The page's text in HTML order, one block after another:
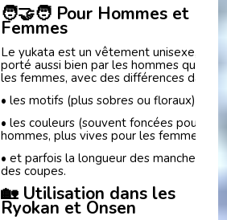
🧑‍🤝‍🧑 Pour Hommes et
Femmes
Le yukata est un vêtement unisexe,
porté aussi bien par les hommes que par
les femmes, avec des différences dans
• les motifs (plus sobres ou floraux),
• les couleurs (souvent foncées pour les
hommes, plus vives pour les femmes),
• et parfois la longueur des manches ou
des coupes.
🏡 Utilisation dans les
Ryokan et Onsen